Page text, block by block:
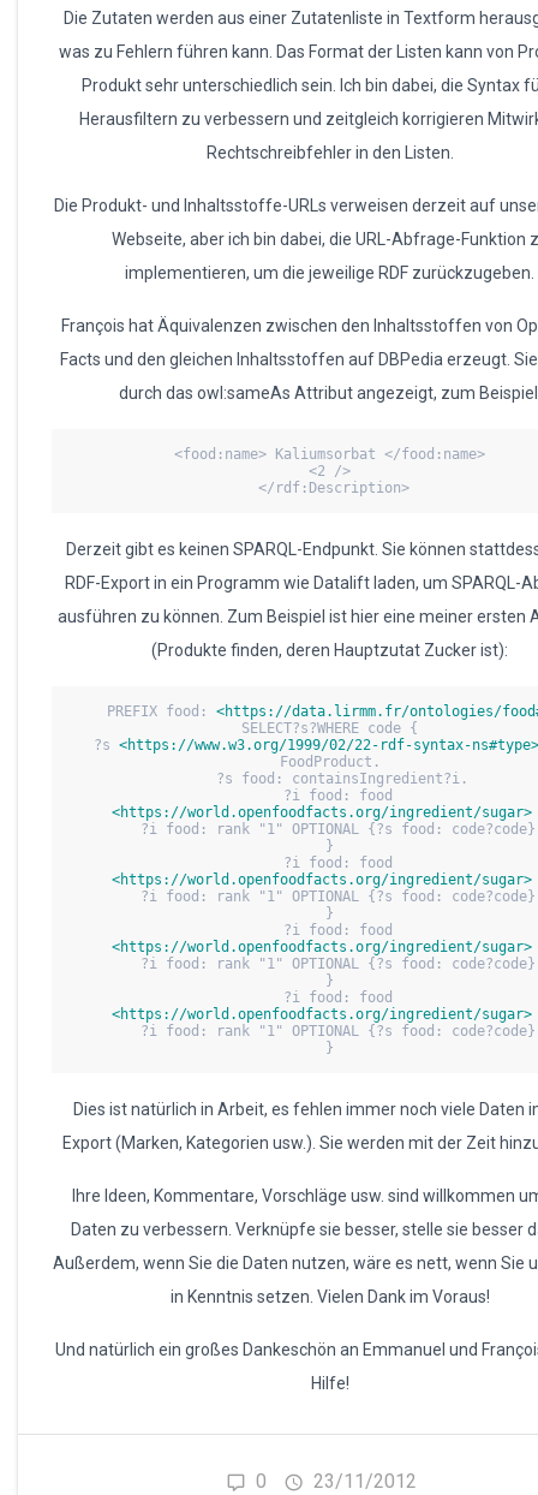
Die Zutaten werden aus einer Zutatenliste in Textform
was zu Fehlern führen kann. Das Format der Listen kann von
Produkt sehr unterschiedlich sein. Ich bin dabei, die Syntax
Herausfiltern zu verbessern und zeitgleich korrigieren
Rechtschreibfehler in den Listen.
Die Produkt- und Inhaltsstoffe-URLs verweisen derzeit auf
Webseite, aber ich bin dabei, die URL-Abfrage-Funktion
implementieren, um die jeweilige RDF zurückzugeben.
François hat Äquivalenzen zwischen den Inhaltsstoffen von
Facts und den gleichen Inhaltsstoffen auf DBPedia erzeugt.
durch das owl:sameAs Attribut angezeigt, zum
<food:name> Kaliumsorbat </food:name>
<2 />
</rdf:Description>
Derzeit gibt es keinen SPARQL-Endpunkt. Sie können
RDF-Export in ein Programm wie Datalift laden, um SPARQL-
ausführen zu können. Zum Beispiel ist hier eine meiner ersten
(Produkte finden, deren Hauptzutat Zucker ist):
PREFIX food: <https://data.lirmm.fr/ontologies/
SELECT?s?WHERE code {
   ?s
<https://www.w3.org/1999/02/22-rdf-syntax-ns#type>
FoodProduct.
<https://world.openfoodfacts.org/ingredient/sugar>
?i food: rank "1" OPTIONAL {?s food:
}
<https://world.openfoodfacts.org/ingredient/sugar>
?i food: rank "1" OPTIONAL {?s food:
}
<https://world.openfoodfacts.org/ingredient/sugar>
?i food: rank "1" OPTIONAL {?s food:
}
<https://world.openfoodfacts.org/ingredient/sugar>
?i food: rank "1" OPTIONAL {?s food:
}
Dies ist natürlich in Arbeit, es fehlen immer noch viele Daten
Export (Marken, Kategorien usw.). Sie werden mit der Zeit
Ihre Ideen, Kommentare, Vorschläge usw. sind willkommen
Daten zu verbessern. Verknüpfe sie besser, stelle sie besser
Außerdem, wenn Sie die Daten nutzen, wäre es nett, wenn Sie
in Kenntnis setzen. Vielen Dank im Voraus!
Und natürlich ein großes Dankeschön an Emmanuel und
Hilfe!
0 23/11/2012